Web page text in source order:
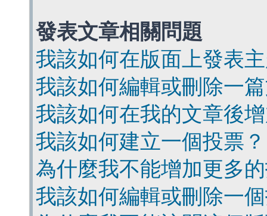
發表文章相關問題
我該如何在版面上發表
我該如何編輯或刪除一
我該如何在我的文章後
我該如何建立一個投票？
為什麼我不能增加更多
我該如何編輯或刪除一